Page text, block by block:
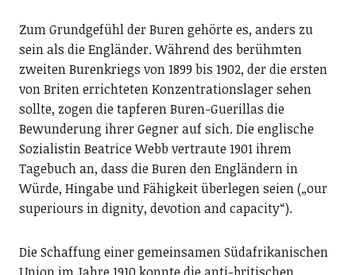
Zum Grundgefühl der Buren gehörte es, anders zu
sein als die Engländer. Während des berühmten
zweiten Burenkriegs von 1899 bis 1902, der die ersten
von Briten errichteten Konzentrationslager sehen
sollte, zogen die tapferen Buren-Guerillas die
Bewunderung ihrer Gegner auf sich. Die englische
Sozialistin Beatrice Webb vertraute 1901 ihrem
Tagebuch an, dass die Buren den Engländern in
Würde, Hingabe und Fähigkeit überlegen seien („our
superiours in dignity, devotion and capacity“).
Die Schaffung einer gemeinsamen Südafrikanischen